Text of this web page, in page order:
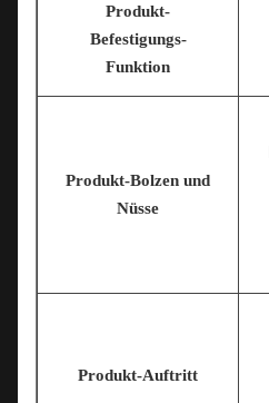
Produkt-
Befestigungs-
Funktion
Produkt-Bolzen und
Nüsse
Produkt-Auftritt